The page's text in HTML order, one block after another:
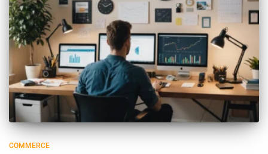
COMMERCE